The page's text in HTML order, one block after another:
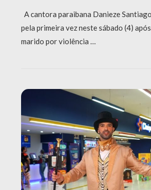
A cantora paraibana Danieze
pela primeira vez neste sábado (4)
marido por violência …